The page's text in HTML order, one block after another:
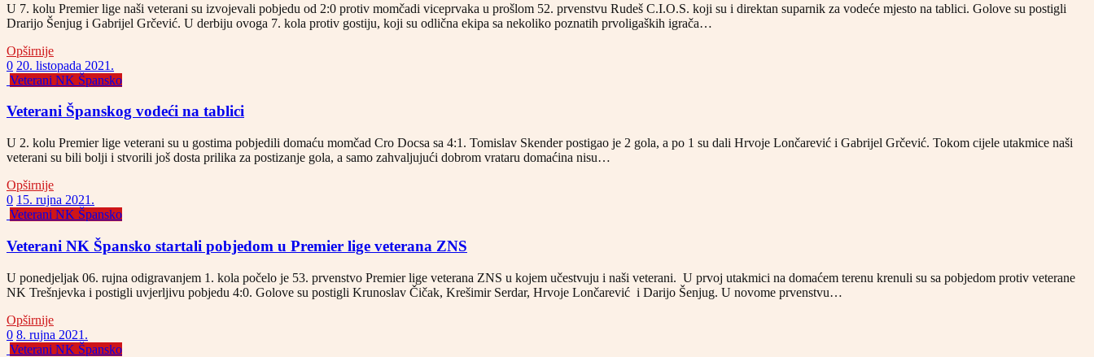
U 7. kolu Premier lige naši veterani su izvojevali pobjedu od 2:0 protiv momčadi viceprvaka u prošlom 52. prvenstvu Rudeš C.I.O.S. koji su i direktan suparnik za vodeće mjesto na tablici. Golove su postigli
Drarijo Šenjug i Gabrijel Grčević. U derbiju ovoga 7. kola protiv gostiju, koji su odlična ekipa sa nekoliko poznatih prvoligaških igrača…
Opširnije
0 20. listopada 2021.
Veterani NK Špansko
Veterani Španskog vodeći na tablici
U 2. kolu Premier lige veterani su u gostima pobjedili domaću momčad Cro Docsa sa 4:1. Tomislav Skender postigao je 2 gola, a po 1 su dali Hrvoje Lončarević i Gabrijel Grčević. Tokom cijele utakmice naši
veterani su bili bolji i stvorili još dosta prilika za postizanje gola, a samo zahvaljujući dobrom vrataru domaćina nisu…
Opširnije
0 15. rujna 2021.
Veterani NK Špansko
Veterani NK Špansko startali pobjedom u Premier lige veterana ZNS
U ponedjeljak 06. rujna odigravanjem 1. kola počelo je 53. prvenstvo Premier lige veterana ZNS u kojem učestvuju i naši veterani. U prvoj utakmici na domaćem terenu krenuli su sa pobjedom protiv veterane
NK Trešnjevka i postigli uvjerljivu pobjedu 4:0. Golove su postigli Krunoslav Čičak, Krešimir Serdar, Hrvoje Lončarević i Darijo Šenjug. U novome prvenstvu…
Opširnije
0 8. rujna 2021.
Veterani NK Špansko